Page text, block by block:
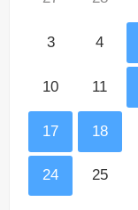
3 4
10 11
17 18
24 25